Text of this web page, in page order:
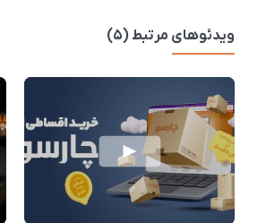
ویدئوهای مرتبط (5)